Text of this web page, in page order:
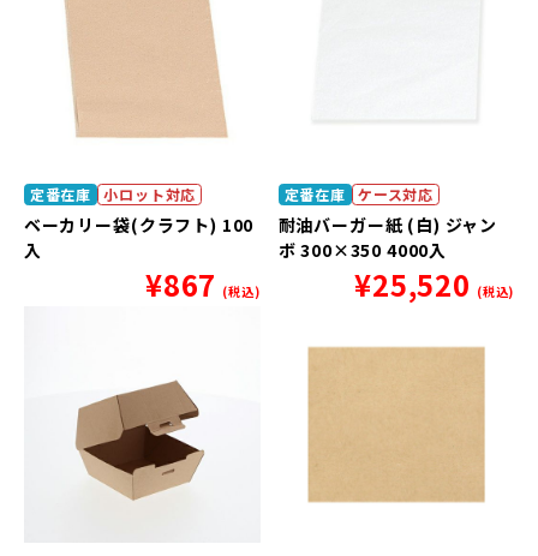
定番在庫 小ロット対応
ベーカリー袋(クラフト) 100
入
¥867 (税込)
定番在庫 ケース対応
耐油バーガー紙 (白) ジャン
ボ 300×350 4000入
¥25,520 (税込)